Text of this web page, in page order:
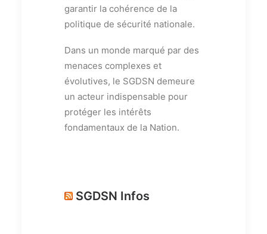
garantir la cohérence de la
politique de sécurité nationale.
Dans un monde marqué par des
menaces complexes et
évolutives, le SGDSN demeure
un acteur indispensable pour
protéger les intérêts
fondamentaux de la Nation.
SGDSN Infos